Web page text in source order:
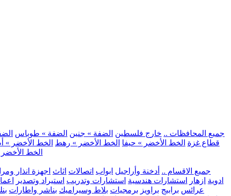
.. جميع المحافظات .. خارج فلسطين الضفة » جنين الضفة » طوباس
قطاع غزة الخط الأخضر » حيفا الخط الأخضر » رهط الخط الأخضر »
الخط الأخضر
.. جميع الاقسام .. أدخنة وأراجيل ابواب اتصالات اثاث اجهزة انذار
ادوية ازهار استشارات هندسية استشارات وتدريب استيراد وتصدير
عرائس برابيج براويز برمجيات بلاط وسيراميك بناشر واطارات